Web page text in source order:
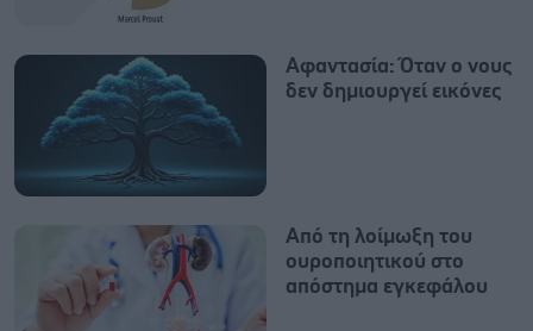
Αφαντασία: Όταν ο νους
δεν δημιουργεί εικόνες
Από τη λοίμωξη του
ουροποιητικού στο
απόστημα εγκεφάλου